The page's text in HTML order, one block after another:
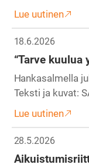
Lue uutinen
18.6.2026
“Tarve kuulua
Hankasalmella
Teksti ja kuvat:
Lue uutinen
28.5.2026